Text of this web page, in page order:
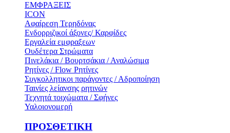
ΕΜΦΡΑΞΕΙΣ
ICON
Αφαίρεση Τερηδόνας
Ενδορριζικοί άξονες/ Καρφίδες
Εργαλεία εμφραξεων
Ουδέτερα Στρώματα
Πινελάκια / Βουρτσάκια / Αναλώσιμα
Ρητίνες / Flow Ρητίνες
Συγκολλητικοι παράγοντες / Αδροποίηση
Ταινίες λείανσης ρητινών
Τεχνητά τοιχώματα / Σφήνες
Υαλοιονομερή
ΠΡΟΣΘΕΤΙΚΗ